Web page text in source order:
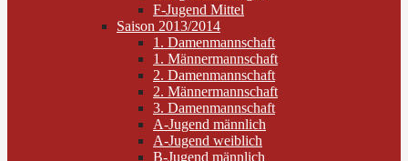
F-Jugend Mittel
Saison 2013/2014
1. Damenmannschaft
1. Männermannschaft
2. Damenmannschaft
2. Männermannschaft
3. Damenmannschaft
A-Jugend männlich
A-Jugend weiblich
B-Jugend männlich